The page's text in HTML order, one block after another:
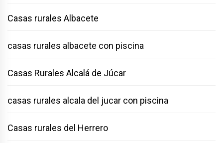
Casas rurales Albacete
casas rurales albacete con piscina
Casas Rurales Alcalá de Júcar
casas rurales alcala del jucar con piscina
Casas rurales del Herrero